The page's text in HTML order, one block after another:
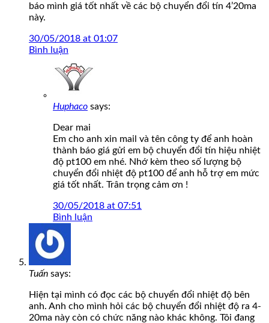
báo mình giá tốt nhất về các bộ chuyển đổi tín 4’20ma
này.
30/05/2018 at 01:07
Bình luận
Huphaco says:
Dear mai
Em cho anh xin mail và tên công ty để anh hoàn
thành báo giá gửi em bộ chuyển đổi tín hiệu nhiệt
độ pt100 em nhé. Nhớ kèm theo số lượng bộ
chuyển đổi nhiệt độ pt100 để anh hỗ trợ em mức
giá tốt nhất. Trân trọng cảm ơn !
30/05/2018 at 07:51
Bình luận
Tuấn says:
Hiện tại mình có đọc các bộ chuyển đổi nhiệt độ bên
anh. Anh cho mình hỏi các bộ chuyển đổi nhiệt độ ra 4-
20ma này còn có chức năng nào khác không. Tôi đang